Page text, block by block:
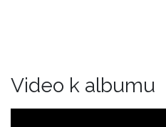
Video k albumu